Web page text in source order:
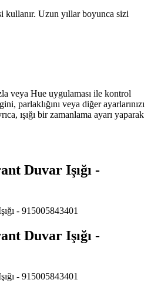
Uzun yıllar boyunca sizi
veya Hue uygulaması ile kontrol
parlaklığını veya diğer ayarlarınızı
ışığı bir zamanlama ayarı yaparak
Duvar Işığı -
- 915005843401
Duvar Işığı -
- 915005843401